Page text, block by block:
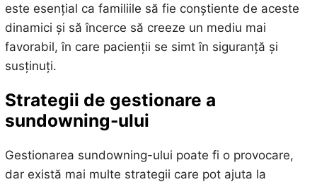
este esențial ca familiile să fie conștiente de aceste
dinamici și să încerce să creeze un mediu mai
favorabil, în care pacienții se simt în siguranță și
susținuți.
Strategii de gestionare a
sundowning-ului
Gestionarea sundowning-ului poate fi o provocare,
dar există mai multe strategii care pot ajuta la